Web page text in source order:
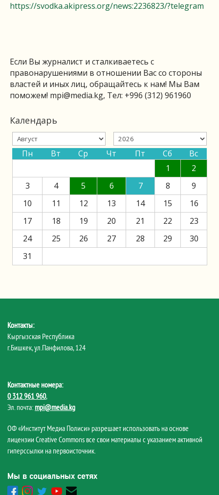
https://svodka.akipress.org/news:2236823/?telegram
Если Вы журналист и сталкиваетесь с
правонарушениями в отношении Вас со стороны
властей и иных лиц, обращайтесь к нам! Мы Вам
поможем! mpi@media.kg, Тел: +996 (312) 961960
Календарь
Пн Вт Ср Чт Пт Сб
Вс
1
2
3
4 5 6 7 8
9
10
11 12 13 14 15
16
17
18 19 20 21 22
23
24
25 26 27 28 29
30
31
Контакты:
Кыргызская Республика
г.Бишкек, ул.Панфилова, 124
Контактные номера:
0 312 961 960,
Эл. почта: mpi@media.kg
ОФ «Институт Медиа Полиси» разрешает использовать на основе
лицензии Creative Commons все свои материалы с указанием активной
гиперссылки на первоисточник.
Мы в социальных сетях